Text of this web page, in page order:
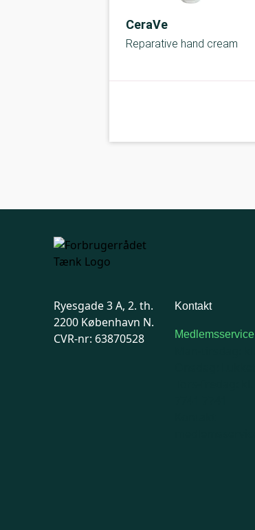
CeraVe
Reparative hand cream
Ryesgade 3 A, 2. th.
2200 København N.
CVR-nr: 63870528
Kontakt
Medlemsservice